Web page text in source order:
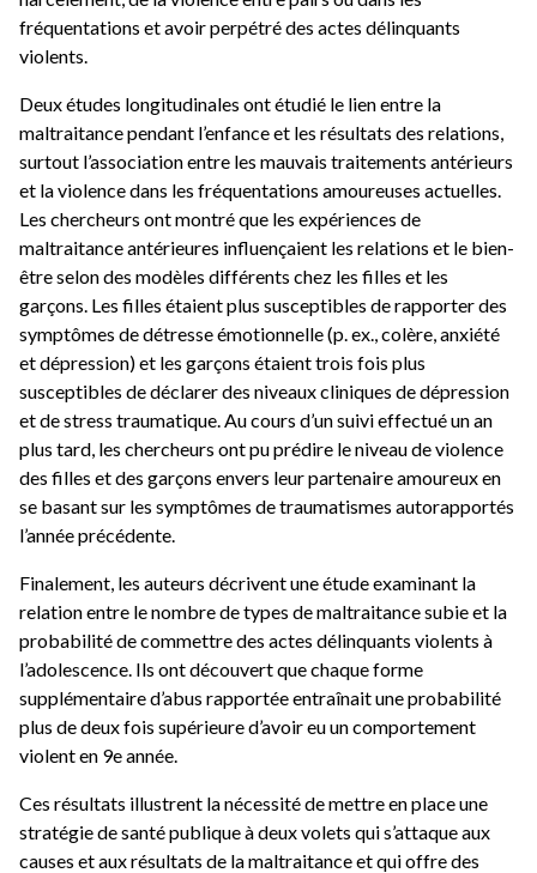
fréquentations et avoir perpétré des actes délinquants
violents.
Deux études longitudinales ont étudié le lien entre la
maltraitance pendant l’enfance et les résultats des relations,
surtout l’association entre les mauvais traitements antérieurs
et la violence dans les fréquentations amoureuses actuelles.
Les chercheurs ont montré que les expériences de
maltraitance antérieures influençaient les relations et le bien-
être selon des modèles différents chez les filles et les
garçons. Les filles étaient plus susceptibles de rapporter des
symptômes de détresse émotionnelle (p. ex., colère, anxiété
et dépression) et les garçons étaient trois fois plus
susceptibles de déclarer des niveaux cliniques de dépression
et de stress traumatique. Au cours d’un suivi effectué un an
plus tard, les chercheurs ont pu prédire le niveau de violence
des filles et des garçons envers leur partenaire amoureux en
se basant sur les symptômes de traumatismes autorapportés
l’année précédente.
Finalement, les auteurs décrivent une étude examinant la
relation entre le nombre de types de maltraitance subie et la
probabilité de commettre des actes délinquants violents à
l’adolescence. Ils ont découvert que chaque forme
supplémentaire d’abus rapportée entraînait une probabilité
plus de deux fois supérieure d’avoir eu un comportement
violent en 9e année.
Ces résultats illustrent la nécessité de mettre en place une
stratégie de santé publique à deux volets qui s’attaque aux
causes et aux résultats de la maltraitance et qui offre des